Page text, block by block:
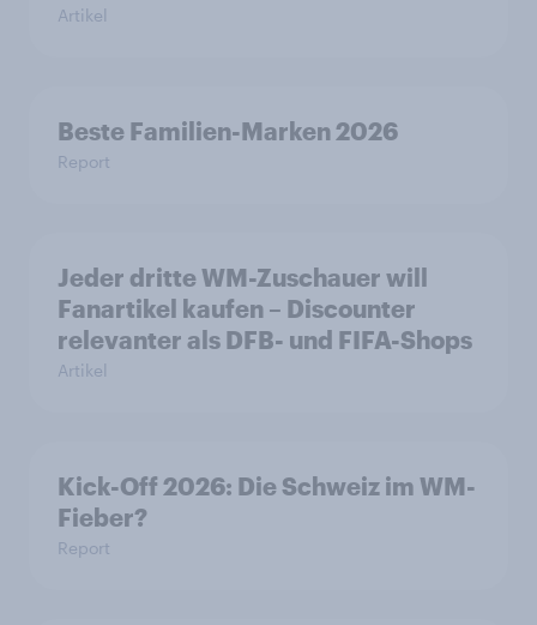
Artikel
Beste Familien-Marken 2026
Report
Jeder dritte WM-Zuschauer will
Fanartikel kaufen – Discounter
relevanter als DFB- und FIFA-Shops
Artikel
Kick-Off 2026: Die Schweiz im WM-
Fieber?​
Report